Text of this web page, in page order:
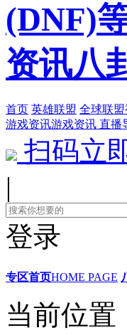
(DNF)
资讯八
首页 英雄联盟 全球联盟
游戏资讯游戏资讯 直播
扫码立
|
登录
专区首页HOME PAGE
当前位置